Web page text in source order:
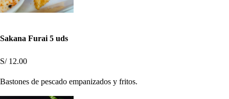
Sakana Furai 5 uds
S/ 12.00
Bastones de pescado empanizados y fritos.